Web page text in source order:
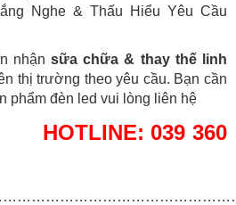
Nghe & Thấu Hiểu Yêu Cầu
nhậnsữa chữa & thay thế linh
thị trường theo yêu cầu. Bạn cần
phẩm đèn led vui lòng liên hệ
HOTLINE: 039 360